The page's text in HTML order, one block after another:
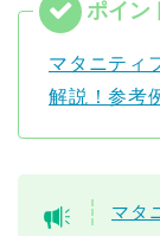
マタニティ
解説！参考
マタ